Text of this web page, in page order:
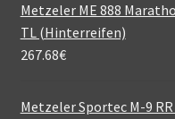
Metzeler ME 888
TL (Hinterreifen)
267.68€
Metzeler Sportec M-9